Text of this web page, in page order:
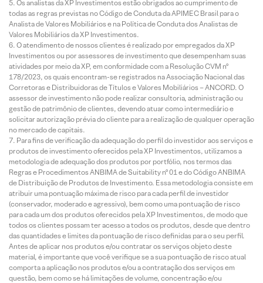
Os analistas da XP Investimentos estão obrigados ao cumprimento de
todas as regras previstas no Código de Conduta da APIMEC Brasil para o
Analista de Valores Mobiliários e na Política de Conduta dos Analistas de
Valores Mobiliários da XP Investimentos.
O atendimento de nossos clientes é realizado por empregados da XP
Investimentos ou por assessores de investimento que desempenham suas
atividades por meio da XP, em conformidade com a Resolução CVM nº
178/2023, os quais encontram-se registrados na Associação Nacional das
Corretoras e Distribuidoras de Títulos e Valores Mobiliários – ANCORD. O
assessor de investimento não pode realizar consultoria, administração ou
gestão de patrimônio de clientes, devendo atuar como intermediário e
solicitar autorização prévia do cliente para a realização de qualquer operação
no mercado de capitais.
Para fins de verificação da adequação do perfil do investidor aos serviços e
produtos de investimento oferecidos pela XP Investimentos, utilizamos a
metodologia de adequação dos produtos por portfólio, nos termos das
Regras e Procedimentos ANBIMA de Suitability nº 01 e do Código ANBIMA
de Distribuição de Produtos de Investimento. Essa metodologia consiste em
atribuir uma pontuação máxima de risco para cada perfil de investidor
(conservador, moderado e agressivo), bem como uma pontuação de risco
para cada um dos produtos oferecidos pela XP Investimentos, de modo que
todos os clientes possam ter acesso a todos os produtos, desde que dentro
das quantidades e limites da pontuação de risco definidas para o seu perfil.
Antes de aplicar nos produtos e/ou contratar os serviços objeto deste
material, é importante que você verifique se a sua pontuação de risco atual
comporta a aplicação nos produtos e/ou a contratação dos serviços em
questão, bem como se há limitações de volume, concentração e/ou